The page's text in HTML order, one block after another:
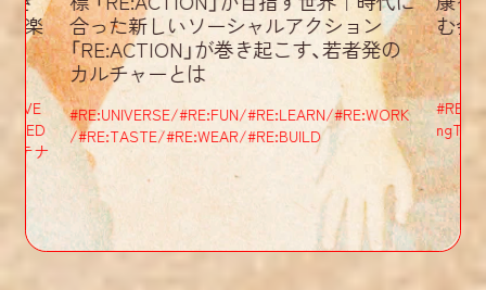
:
:
:
:
と楽
DIVE
ED
ステナ
合った新しいソーシャルアクション
「RE:ACTION」が巻き起こす、若者発の
カルチャーとは
#RE:UNIVERSE/#RE:FUN/#RE:LEARN/#RE:WORK
/#RE:TASTE/#RE:WEAR/#RE:BUILD
む会
#
RE:
RE:
RE:
RE: